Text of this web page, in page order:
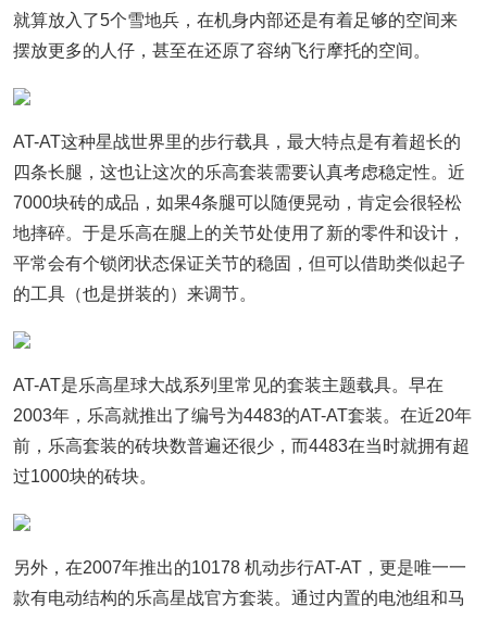
就算放入了5个雪地兵，在机身内部还是有着足够的空间来
摆放更多的人仔，甚至在还原了容纳飞行摩托的空间。
AT-AT这种星战世界里的步行载具，最大特点是有着超长的
四条长腿，这也让这次的乐高套装需要认真考虑稳定性。近
7000块砖的成品，如果4条腿可以随便晃动，肯定会很轻松
地摔碎。于是乐高在腿上的关节处使用了新的零件和设计，
平常会有个锁闭状态保证关节的稳固，但可以借助类似起子
的工具（也是拼装的）来调节。
AT-AT是乐高星球大战系列里常见的套装主题载具。早在
2003年，乐高就推出了编号为4483的AT-AT套装。在近20年
前，乐高套装的砖块数普遍还很少，而4483在当时就拥有超
过1000块的砖块。
另外，在2007年推出的10178 机动步行AT-AT，更是唯一一
款有电动结构的乐高星战官方套装。通过内置的电池组和马